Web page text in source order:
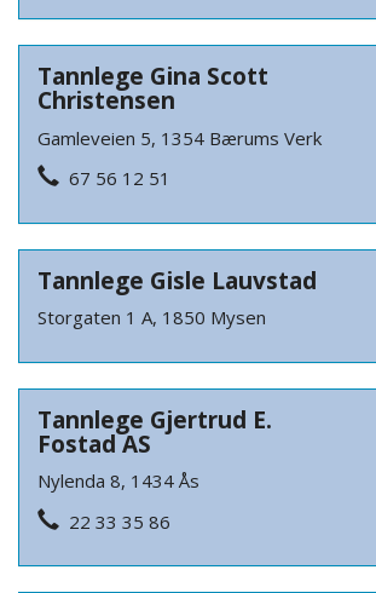
Tannlege Gina Scott
Christensen
Gamleveien 5, 1354 Bærums Verk
67 56 12 51
Tannlege Gisle Lauvstad
Storgaten 1 A, 1850 Mysen
Tannlege Gjertrud E.
Fostad AS
Nylenda 8, 1434 Ås
22 33 35 86